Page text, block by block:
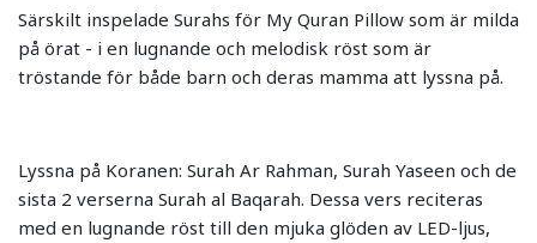
Särskilt inspelade Surahs för My Quran Pillow som är milda
på örat - i en lugnande och melodisk röst som är
tröstande för både barn och deras mamma att lyssna på.
Lyssna på Koranen: Surah Ar Rahman, Surah Yaseen och de
sista 2 verserna Surah al Baqarah. Dessa vers reciteras
med en lugnande röst till den mjuka glöden av LED-ljus,